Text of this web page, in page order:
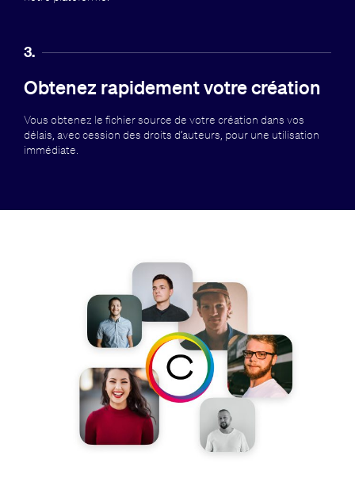
3.
Obtenez rapidement votre création
Vous obtenez le fichier source de votre création dans vos
délais, avec cession des droits d’auteurs, pour une utilisation
immédiate.